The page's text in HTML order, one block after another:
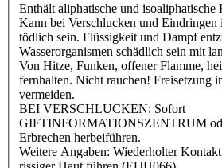
Enthält aliphatische und isoaliphatische
Kann bei Verschlucken und Eindringen
tödlich sein. Flüssigkeit und Dampf
Wasserorganismen schädlich sein mit
Von Hitze, Funken, offener Flamme,
fernhalten. Nicht rauchen! Freisetzung
vermeiden.
BEI VERSCHLUCKEN: Sofort
GIFTINFORMATIONSZENTRUM
Erbrechen herbeiführen.
Weitere Angaben: Wiederholter